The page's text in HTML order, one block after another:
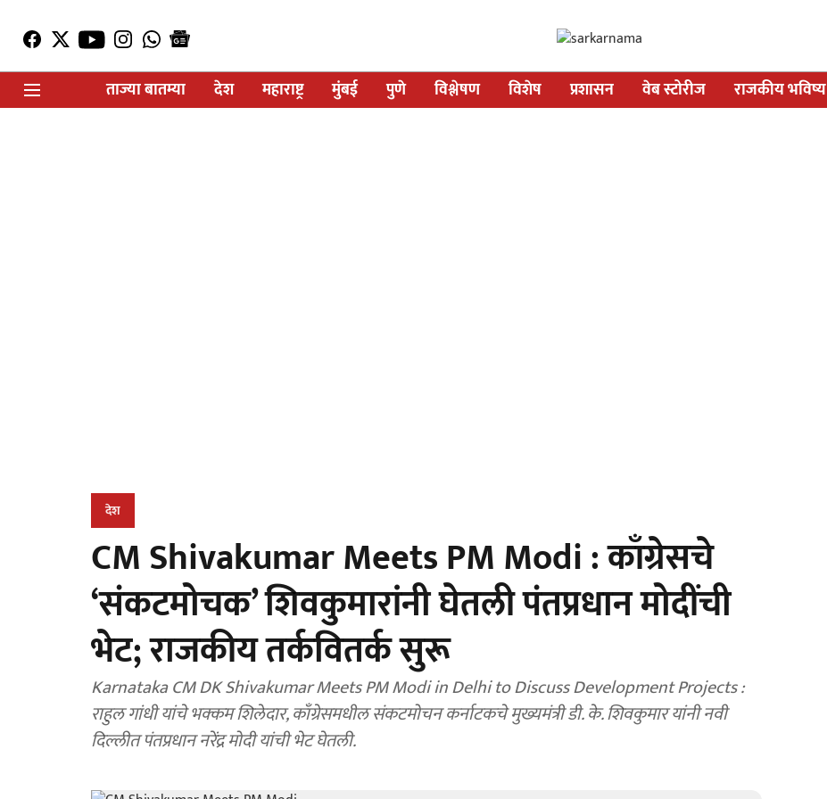
ताज्या बातम्या
देश महाराष्ट्र मुंबई पुणे विश्लेषण विशेष प्रशासन वेब स्टोरीज राजकीय भविष्य
देश
CM Shivakumar Meets PM Modi : काँग्रेसचे
‘संकटमोचक’ शिवकुमारांनी घेतली पंतप्रधान मोदींची
भेट; राजकीय तर्कवितर्क सुरू
Karnataka CM DK Shivakumar Meets PM Modi in Delhi to Discuss Development Projects :
राहुल गांधी यांचे भक्कम शिलेदार, काँग्रेसमधील संकटमोचन कर्नाटकचे मुख्यमंत्री डी. के. शिवकुमार यांनी नवी
दिल्लीत पंतप्रधान नरेंद्र मोदी यांची भेट घेतली.